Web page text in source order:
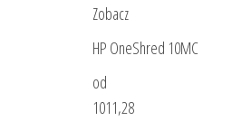
Zobacz
HP OneShred 10MC
od
1011,28